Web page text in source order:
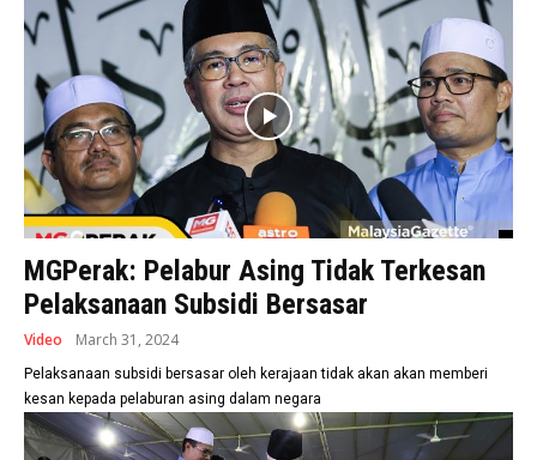
MGPerak: Pelabur Asing Tidak Terkesan
Pelaksanaan Subsidi Bersasar
Video March 31, 2024
Pelaksanaan subsidi bersasar oleh kerajaan tidak akan akan memberi
kesan kepada pelaburan asing dalam negara